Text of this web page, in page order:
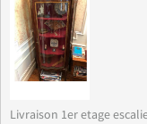
Livraison 1er etage